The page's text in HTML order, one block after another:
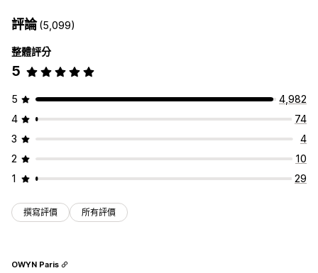
評論(5,099)
整體評分
5
5
4,982
4
74
3
4
2
10
1
29
撰寫評價 所有評價
OWYN Paris